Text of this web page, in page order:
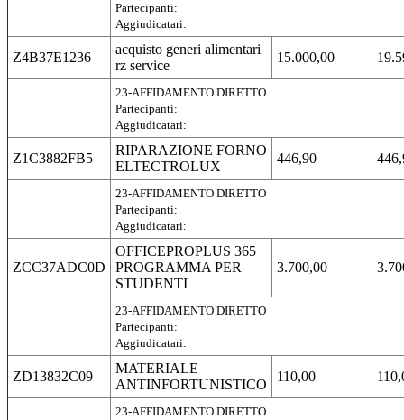
Partecipanti:
Aggiudicatari:
Z4B37E1236
acquisto generi alimentari
rz service
15.000,00
23-AFFIDAMENTO DIRETTO
Partecipanti:
Aggiudicatari:
Z1C3882FB5
RIPARAZIONE FORNO
ELTECTROLUX
446,90
23-AFFIDAMENTO DIRETTO
Partecipanti:
Aggiudicatari:
ZCC37ADC0D
OFFICEPROPLUS 365
PROGRAMMA PER
STUDENTI
3.700,00
23-AFFIDAMENTO DIRETTO
Partecipanti:
Aggiudicatari:
ZD13832C09
MATERIALE
ANTINFORTUNISTICO
110,00
23-AFFIDAMENTO DIRETTO